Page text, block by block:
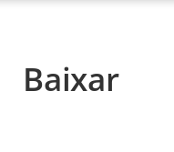
Baixar